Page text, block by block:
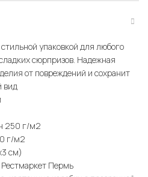
упаковкой для любого
сюрпризов. Надежная
от повреждений и сохранит
вид
250 г/м2
г/м2
см)
Пермь